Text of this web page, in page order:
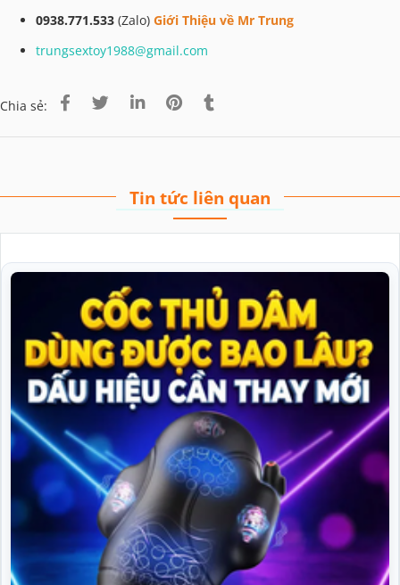
0938.771.533 (Zalo) Giới Thiệu về Mr Trung
trungsextoy1988@gmail.com
Chia sẻ:
Tin tức liên quan